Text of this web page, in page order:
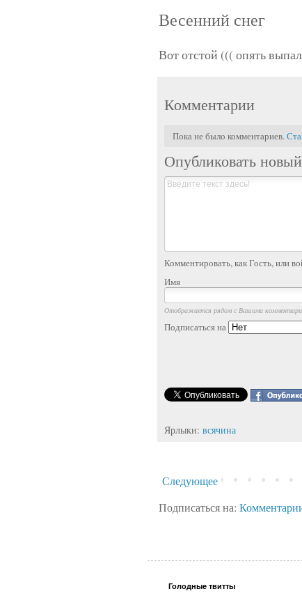
Весенний снег
Вот отстой ((( опять
Комментарии
Пока не было комментариев.
Опубликовать
Комментировать, как Гость, или
Имя
Отображается рядом с Вашими
Подписаться на
Ярлыки: всячина
Следующее
Подписаться на:
Голодные твитты